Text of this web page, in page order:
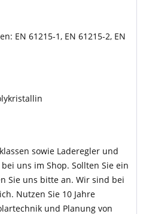
EN 61215-1, EN 61215-2, EN
sowie Laderegler und
uns im Shop. Sollten Sie ein
Sie uns bitte an. Wir sind bei
Nutzen Sie 10 Jahre
und Planung von